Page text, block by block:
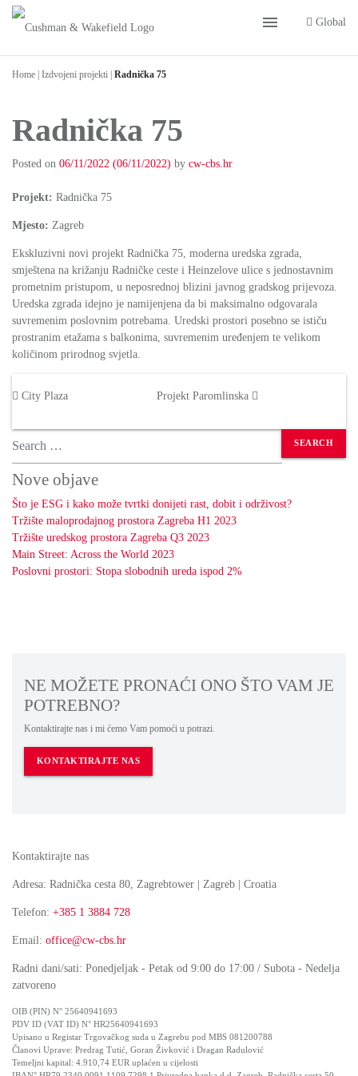
menu Global
Home Izdvojeni projekti Radnička 75
Radnička 75
Posted on 06/11/2022 (06/11/2022) by cw-cbs.hr
Projekt: Radnička 75
Mjesto: Zagreb
Ekskluzivni novi projekt Radnička 75, moderna uredska zgrada,
smještena na križanju Radničke ceste i Heinzelove ulice s jednostavnim
prometnim pristupom, u neposrednoj blizini javnog gradskog prijevoza.
Uredska zgrada idejno je namijenjena da bi maksimalno odgovarala
suvremenim poslovnim potrebama. Uredski prostori posebno se ističu
prostranim etažama s balkonima, suvremenim uređenjem te velikom
količinom prirodnog svjetla.
City Plaza Projekt Paromlinska
Search
Nove objave
Što je ESG i kako može tvrtki donijeti rast, dobit i održivost?
Tržište maloprodajnog prostora Zagreba H1 2023
Tržište uredskog prostora Zagreba Q3 2023
Main Street: Across the World 2023
Poslovni prostori: Stopa slobodnih ureda ispod 2%
NE MOŽETE PRONAĆI ONO ŠTO VAM JE
POTREBNO?
Kontaktirajte nas i mi ćemo Vam pomoći u potrazi.
KONTAKTIRAJTE NAS
Kontaktirajte nas
Adresa: Radnička cesta 80, Zagrebtower | Zagreb | Croatia
Telefon: +385 1 3884 728
Email: office@cw-cbs.hr
Radni dani/sati: Ponedjeljak - Petak od 9:00 do 17:00 / Subota - Nedelja
zatvoreno
OIB (PIN) N° 25640941693
PDV ID (VAT ID) N° HR25640941693
Upisano u Registar Trgovačkog suda u Zagrebu pod MBS 081200788
Članovi Uprave: Predrag Tutić, Goran Živković i Dragan Radulović
Temeljni kapital: 4.910,74 EUR uplaćen u cijelosti